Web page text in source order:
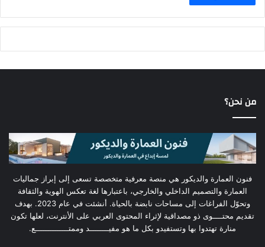
من نحن؟
فنون العمارة والديكور هي منصة معرفية متخصصة تسعى إلى إبراز جماليات
العمارة والتصميم الداخلي والخارجي، باعتبارها لغة تعكس الهوية والثقافة
وتحوّل الفراغات إلى مساحات نابضة بالحياة. أنشئت في عام 2023. بهدف
تقديم محتــــوى ذو مصداقية لإثراء المحتوى العربي على الأنترنت، لعلها تكون
منارة تهتدوا بها وتستفيدو بكل ما هو مفيــــــــد وممتــــــــــــــع.